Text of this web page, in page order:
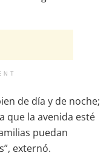
de día y de noche;
que la avenida esté
puedan
externó.